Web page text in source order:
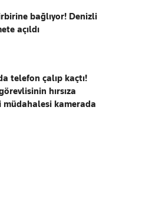
bağlıyor! Denizli
açıldı
telefon çalıp kaçtı!
hırsıza
müdahalesi kamerada